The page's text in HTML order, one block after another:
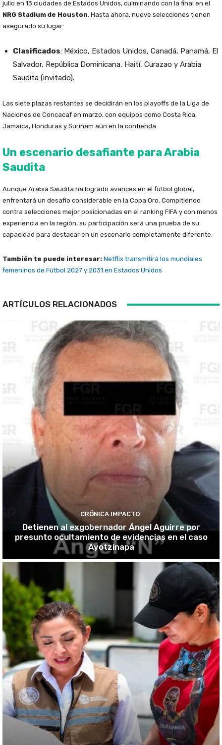
julio en 13 ciudades de Estados Unidos, culminando con la final en el
NRG Stadium de Houston. Hasta ahora, nueve selecciones tienen
asegurado su lugar:
Clasificados: México, Estados Unidos, Canadá, Panamá, El
Salvador, República Dominicana, Haití, Curazao y Arabia
Saudita (invitado).
Las siete plazas restantes se decidirán en los playoffs de la Liga de
Naciones de Concacaf en marzo, con equipos como Costa Rica,
Jamaica, Honduras y Surinam aún en la contienda.
Un escenario desafiante para Arabia
Saudita
Aunque Arabia Saudita ha logrado avances en el fútbol global,
enfrentará un desafío considerable en la Copa Oro. Compitiendo
contra selecciones mejor posicionadas en el ranking FIFA y con menos
experiencia en la región, su participación será una prueba de su
capacidad para destacar en un escenario completamente diferente.
También te puede interesar: Netflix transmitirá los mundiales
femeninos de Fútbol 2027 y 2031 en Estados Unidos
ARTÍCULOS RELACIONADOS
CRÓNICA IMPACTO
Detienen al exgobernador Ángel Aguirre por
presunto ocultamiento de evidencias en el caso
Ayotzinapa